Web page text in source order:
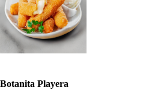
Botanita Playera